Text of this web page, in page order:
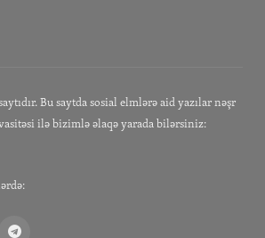
Bu saytda sosial elmlərə aid yazılar nəşr
ilə bizimlə əlaqə yarada bilərsiniz:
Telegram